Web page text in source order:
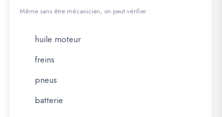
Même sans être mécanicien, on peut vérifier :
huile moteur
freins
pneus
batterie